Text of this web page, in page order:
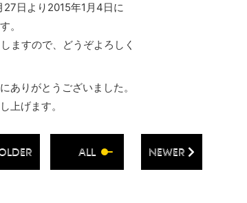
日より2015年1月4日に
。
ますので、どうぞよろしく
ありがとうございました。
上げます。
ALL NEWER